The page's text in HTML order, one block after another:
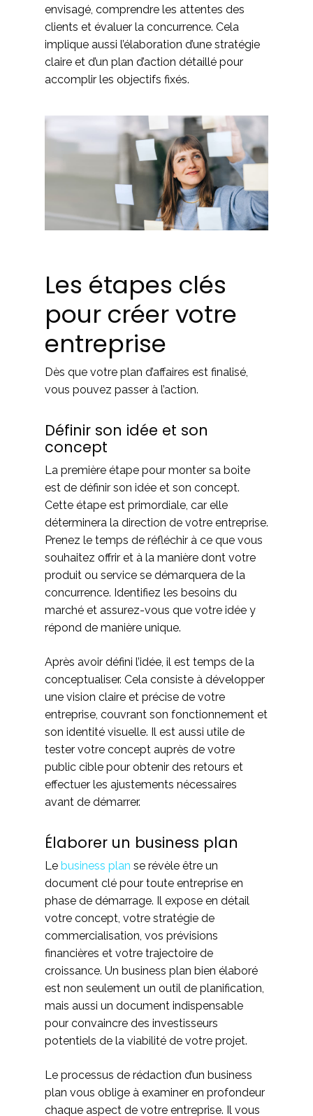
envisagé, comprendre les attentes des
clients et évaluer la concurrence. Cela
implique aussi l’élaboration d’une stratégie
claire et d’un plan d’action détaillé pour
accomplir les objectifs fixés.
Les étapes clés
pour créer votre
entreprise
Dès que votre plan d’affaires est finalisé,
vous pouvez passer à l’action.
Définir son idée et son
concept
La première étape pour monter sa boite
est de définir son idée et son concept.
Cette étape est primordiale, car elle
déterminera la direction de votre entreprise.
Prenez le temps de réfléchir à ce que vous
souhaitez offrir et à la manière dont votre
produit ou service se démarquera de la
concurrence. Identifiez les besoins du
marché et assurez-vous que votre idée y
répond de manière unique.
Après avoir défini l’idée, il est temps de la
conceptualiser. Cela consiste à développer
une vision claire et précise de votre
entreprise, couvrant son fonctionnement et
son identité visuelle. Il est aussi utile de
tester votre concept auprès de votre
public cible pour obtenir des retours et
effectuer les ajustements nécessaires
avant de démarrer.
Élaborer un business plan
Le business plan se révèle être un
document clé pour toute entreprise en
phase de démarrage. Il expose en détail
votre concept, votre stratégie de
commercialisation, vos prévisions
financières et votre trajectoire de
croissance. Un business plan bien élaboré
est non seulement un outil de planification,
mais aussi un document indispensable
pour convaincre des investisseurs
potentiels de la viabilité de votre projet.
Le processus de rédaction d’un business
plan vous oblige à examiner en profondeur
chaque aspect de votre entreprise. Il vous